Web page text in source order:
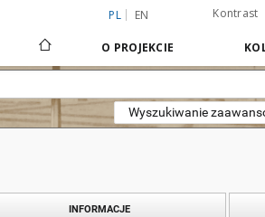
PL EN Kontrast
O PROJEKCIE
Wyszukiwanie
INFORMACJE